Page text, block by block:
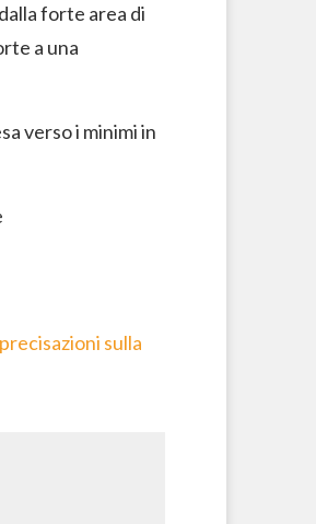
forte area di
a una
verso i minimi in
sulla